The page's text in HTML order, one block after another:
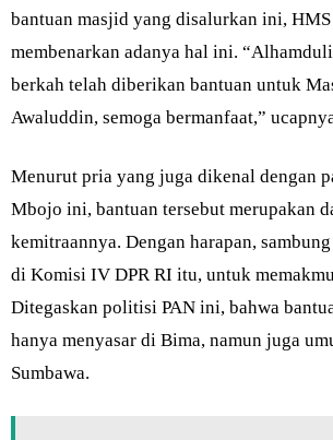
bantuan masjid yang disalurkan ini,
membenarkan adanya hal ini.
berkah telah diberikan bantuan untuk
Awaluddin, semoga bermanfaat,”
Menurut pria yang juga dikenal dengan
Mbojo ini, bantuan tersebut merupakan
kemitraannya. Dengan harapan,
di Komisi IV DPR RI itu, untuk
Ditegaskan politisi PAN ini, bahwa
hanya menyasar di Bima, namun juga
Sumbawa.